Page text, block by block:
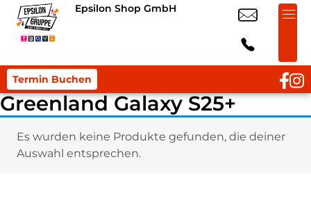
Epsilon Shop GmbH
Termin Buchen
Greenland Galaxy S25+
Es wurden keine Produkte gefunden, die deiner
Auswahl entsprechen.